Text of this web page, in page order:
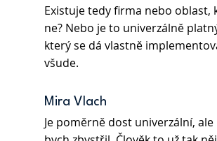
Existuje tedy firma nebo oblast,
ne? Nebo je to univerzálně
který se dá vlastně
všude.
Mira Vlach
Je poměrně dost univerzální, ale